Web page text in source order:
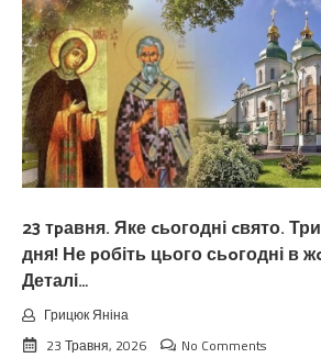
23 тpавня. Яке cьогодні cвято.
дня! Не pобіть цього сьoгодні в
Деталі…
Грицюк Яніна
23 Травня, 2026
No Comments